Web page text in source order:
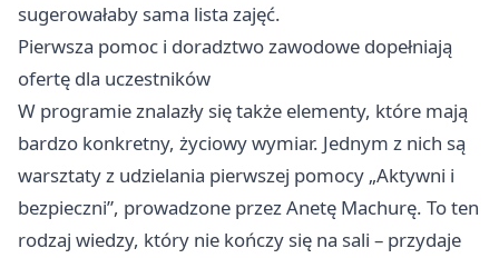
sugerowałaby sama lista zajęć.
Pierwsza pomoc i doradztwo zawodowe dopełniają
ofertę dla uczestników
W programie znalazły się także elementy, które mają
bardzo konkretny, życiowy wymiar. Jednym z nich są
warsztaty z udzielania pierwszej pomocy „Aktywni i
bezpieczni”, prowadzone przez Anetę Machurę. To ten
rodzaj wiedzy, który nie kończy się na sali – przydaje